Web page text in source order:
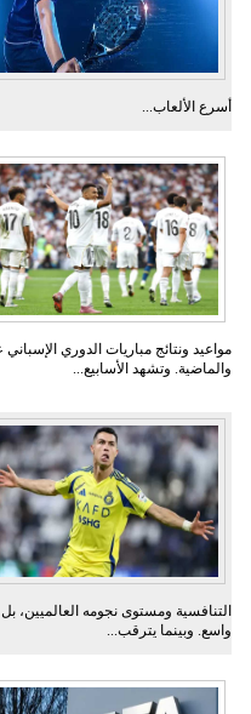
أسرع الألعاب...
مواعيد ونتائج مباريات الدوري
والماضية. وتشهد الأسابيع...
التنافسية ومستوى نجومه العالميين،
واسع. وبينما يترقب...